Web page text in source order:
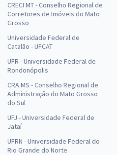
CRECI MT - Conselho Regional de
Corretores de Imóveis do Mato
Grosso
Universidade Federal de
Catalão - UFCAT
UFR - Universidade Federal de
Rondonópolis
CRA MS - Conselho Regional de
Administração do Mato Grosso
do Sul
UFJ - Universidade Federal de
Jataí
UFRN - Universidade Federal do
Rio Grande do Norte